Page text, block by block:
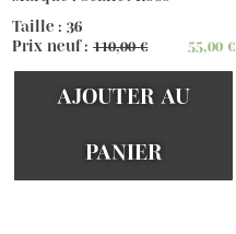
Taille : 36
Prix neuf :110,00€ 55,00€
AJOUTER AU
PANIER